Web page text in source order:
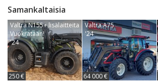
Samankaltaisia
Valtra N155+ lisälaitteita
Vuokrataan!
'24
250 €
Valtra A75
'24
64 000 €